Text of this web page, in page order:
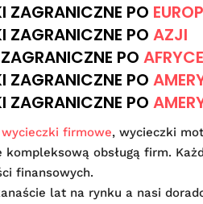
ZAGRANICZNE PO
ZAGRANICZNE PO AZJI
PO AFRYCE
ZAGRANICZNE PO
ZAGRANICZNE PO
wycieczki firmowe, wycieczki
kompleksową obsługą firm.
finansowych.
lat na rynku a nasi